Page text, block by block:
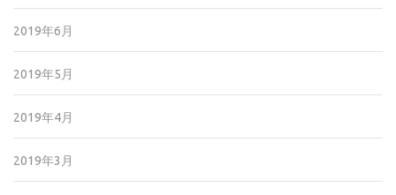
2019年6月
2019年5月
2019年4月
2019年3月